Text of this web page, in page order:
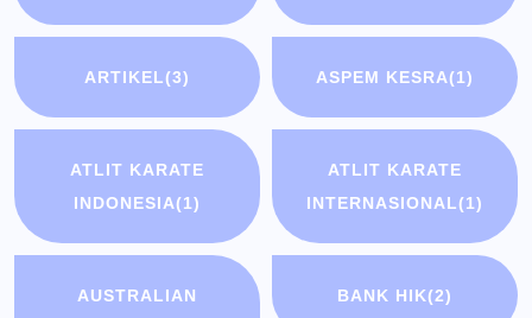
ARTIKEL(3) ASPEM KESRA(1)
ATLIT KARATE
INDONESIA(1)
ATLIT KARATE
INTERNASIONAL(1)
AUSTRALIAN
BANK HIK(2)